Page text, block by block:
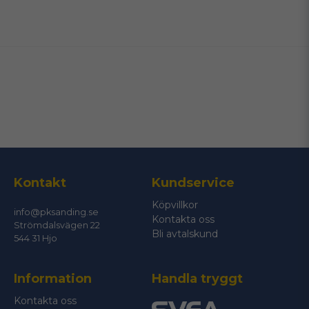
Ja, ni får publicera min fråga
Skicka fråga
Kontakt
info@pksanding.se
Strömdalsvägen 22
544 31 Hjo
Kundservice
Köpvillkor
Kontakta oss
Bli avtalskund
Information
Kontakta oss
Handla tryggt